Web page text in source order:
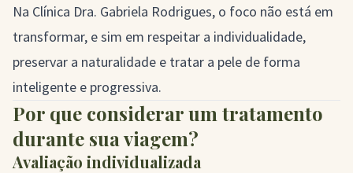
Na Clínica Dra. Gabriela Rodrigues, o foco não está em
transformar, e sim em respeitar a individualidade,
preservar a naturalidade e tratar a pele de forma
inteligente e progressiva.
Por que considerar um tratamento
durante sua viagem?
Avaliação individualizada